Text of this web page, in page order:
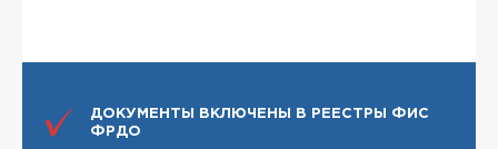
ДОКУМЕНТЫ ВКЛЮЧЕНЫ В РЕЕСТРЫ ФИС
ФРДО